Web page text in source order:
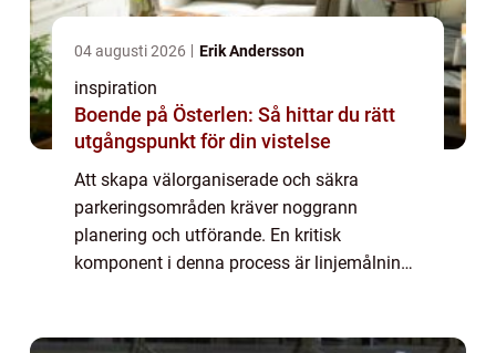
04 augusti 2026 Erik Andersson
inspiration
Boende på Österlen: Så hittar du rätt
utgångspunkt för din vistelse
Att skapa välorganiserade och säkra
parkeringsområden kräver noggrann
planering och utförande. En kritisk
komponent i denna process är linjemålning